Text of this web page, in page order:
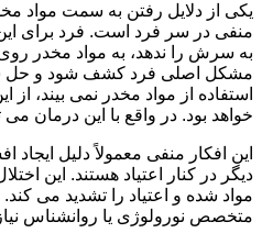
یکی از دلایل رفتن به سمت مواد
منفی در سر فرد است. فرد برای
به سرش را ندهد، به مواد مخدر
مشکل اصلی فرد کشف شود و حل
استفاده از مواد مخدر نمی بیند، از
خواهد بود. در واقع با این درمان
این افکار منفی معمولاً دلیل ایجاد
دیگر در کنار اعتیاد هستند. این
مواد شده و اعتیاد را تشدید می کند.
متخصص نورولوژی یا روانشناس